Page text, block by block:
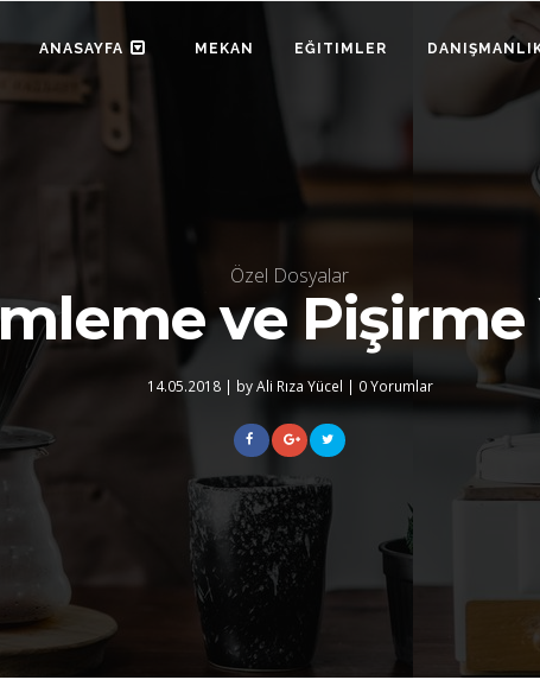
ANASAYFA MEKAN EĞITIMLER
Özel Dosyalar
ve
14.05.2018| by Ali Rıza Yücel | 0 Yorumlar